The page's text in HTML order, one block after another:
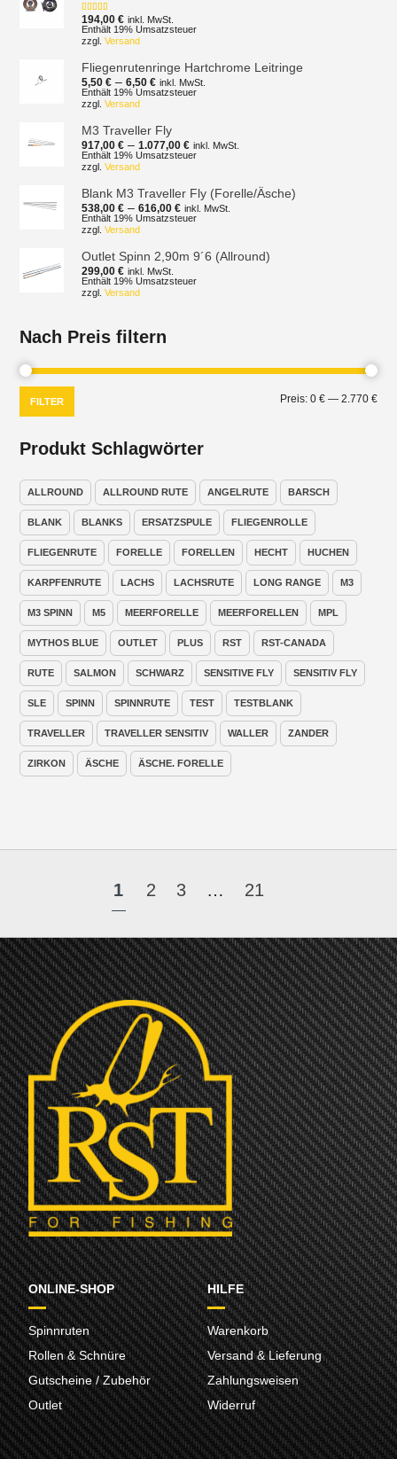
Bewertet mit
5.00von 5
194,00€ inkl. MwSt.
Enthält 19% Umsatzsteuer
zzgl.Versand
Fliegenrutenringe Hartchrome Leitringe
5,50€ –6,50€Preisspanne:
5,50 €
inkl. MwSt.
Enthält 19% Umsatzsteuer
zzgl.Versand
M3 Traveller Fly
917,00€ –1.077,00€Preisspanne:
917,00 €
inkl. MwSt.
Enthält 19% Umsatzsteuer
zzgl.Versand
Blank M3 Traveller Fly (Forelle/Äsche)
538,00€ –616,00€Preisspanne:
538,00 €
inkl. MwSt.
Enthält 19% Umsatzsteuer
zzgl.Versand
Outlet Spinn 2,90m 9´6 (Allround)
299,00€ inkl. MwSt.
Enthält 19% Umsatzsteuer
zzgl.Versand
Nach Preis filtern
Min.
FILTER Preis: 0 €— 2.770 €
Produkt Schlagwörter
ALLROUND ALLROUND RUTE ANGELRUTE BARSCH
BLANK BLANKS ERSATZSPULE FLIEGENROLLE
FLIEGENRUTE FORELLE FORELLEN HECHT HUCHEN
KARPFENRUTE LACHS LACHSRUTE LONG RANGE M3
M3 SPINN M5 MEERFORELLE MEERFORELLEN MPL
MYTHOS BLUE OUTLET PLUS RST RST-CANADA
RUTE SALMON SCHWARZ SENSITIVE FLY SENSITIV FLY
SLE SPINN SPINNRUTE TEST TESTBLANK
TRAVELLER TRAVELLER SENSITIV WALLER ZANDER
ZIRKON ÄSCHE ÄSCHE. FORELLE
1 2 3 … 21
ONLINE-SHOP
Spinnruten
Rollen & Schnüre
Gutscheine / Zubehör
Outlet
HILFE
Warenkorb
Versand & Lieferung
Zahlungsweisen
Widerruf